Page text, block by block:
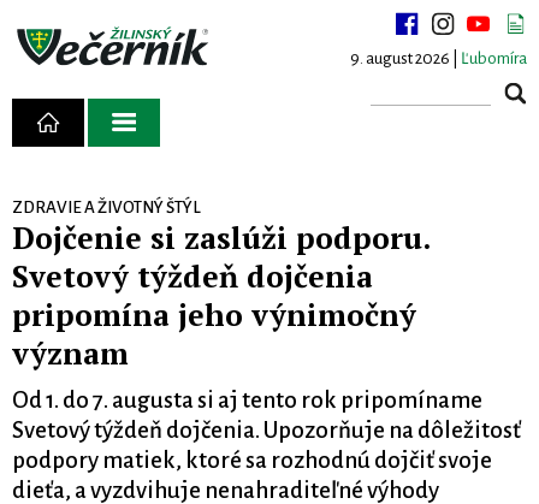
9. august 2026 | Ľubomíra
ZDRAVIE A ŽIVOTNÝ ŠTÝL
Dojčenie si zaslúži podporu.
Svetový týždeň dojčenia
pripomína jeho výnimočný
význam
Od 1. do 7. augusta si aj tento rok pripomíname
Svetový týždeň dojčenia. Upozorňuje na dôležitosť
podpory matiek, ktoré sa rozhodnú dojčiť svoje
dieťa, a vyzdvihuje nenahraditeľné výhody